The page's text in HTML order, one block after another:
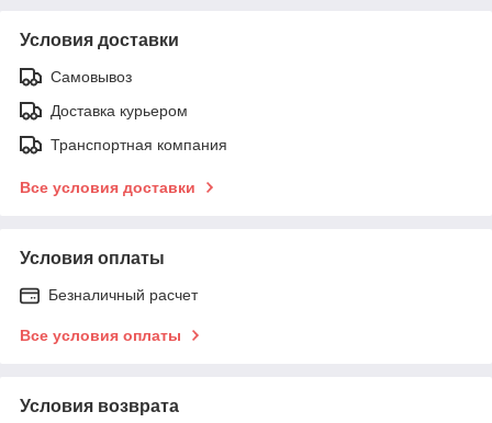
Условия доставки
Самовывоз
Доставка курьером
Транспортная компания
Все условия доставки
Условия оплаты
Безналичный расчет
Все условия оплаты
Условия возврата